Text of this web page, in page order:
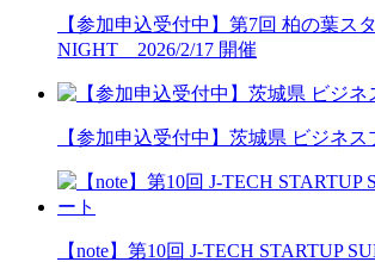
【参加申込受付中】第7回 柏の葉ス
NIGHT 2026/2/17 開催
【参加申込受付中】茨城県 ビジネ
【note】第10回 J-TECH STARTUP